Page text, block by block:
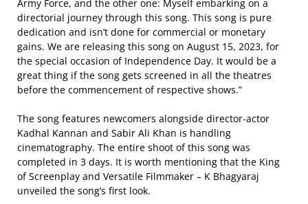
Army Force, and the other one: Myself embarking on a
directorial journey through this song. This song is pure
dedication and isn’t done for commercial or monetary
gains. We are releasing this song on August 15, 2023, for
the special occasion of Independence Day. It would be a
great thing if the song gets screened in all the theatres
before the commencement of respective shows.”
The song features newcomers alongside director-actor
Kadhal Kannan and Sabir Ali Khan is handling
cinematography. The entire shoot of this song was
completed in 3 days. It is worth mentioning that the King
of Screenplay and Versatile Filmmaker – K Bhagyaraj
unveiled the song’s first look.